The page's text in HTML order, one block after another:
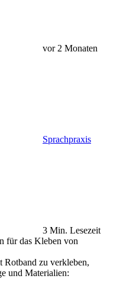
vor 2 Monaten
Sprachpraxis
3 Min. Lesezeit
für das Kleben von
zu verkleben,
und Materialien: